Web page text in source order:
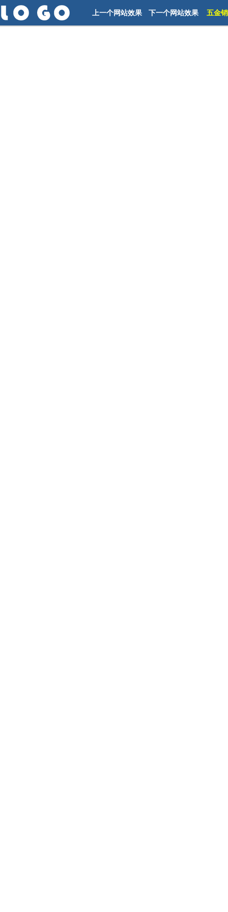
上一个网站效果 下一个网站效果 五金